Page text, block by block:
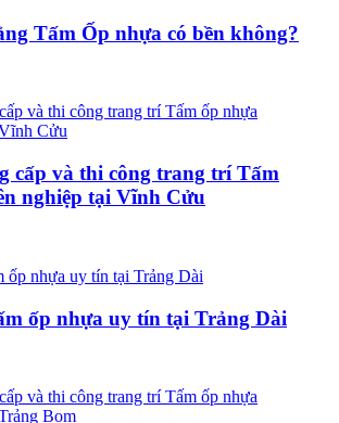
Tấm Ốp nhựa có bền không?
cấp và thi công trang trí Tấm
nghiệp tại Vĩnh Cửu
ốp nhựa uy tín tại Trảng Dài